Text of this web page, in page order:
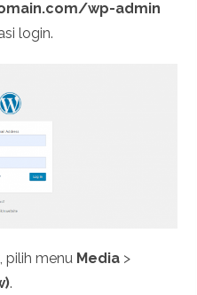
wp-admin
login.
pilih menu Media >
.